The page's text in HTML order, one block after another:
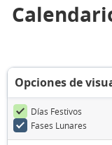
Opciones de
Días Festivos
Fases Lunares